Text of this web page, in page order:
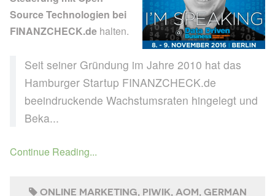
Source Technologien bei
FINANZCHECK.de halten.
Seit seiner Gründung im Jahre 2010 hat das
Hamburger Startup FINANZCHECK.de
beeindruckende Wachstumsraten hingelegt und
Beka...
Continue Reading...
ONLINE MARKETING PIWIK AOM GERMAN